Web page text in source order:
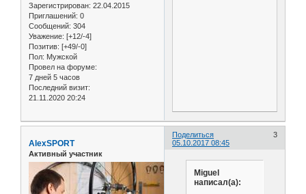
Зарегистрирован: 22.04.2015
Приглашений: 0
Сообщений: 304
Уважение: [+12/-4]
Позитив: [+49/-0]
Пол: Мужской
Провел на форуме:
7 дней 5 часов
Последний визит:
21.11.2020 20:24
Поделиться
3
05.10.2017 08:45
AlexSPORT
Активный участник
Miguel
написал(а):